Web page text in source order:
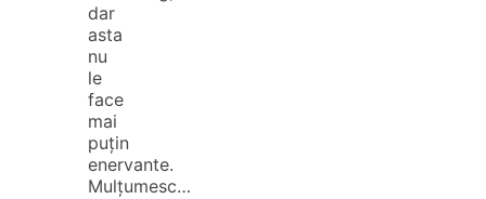
dar
asta
nu
le
face
mai
puțin
enervante.
Mulțumesc…